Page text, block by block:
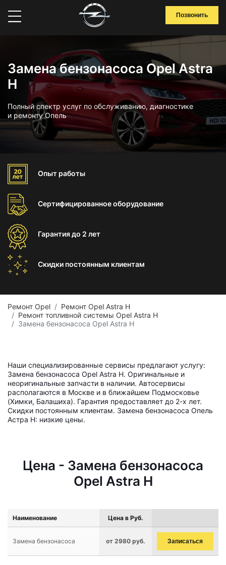
Позвонить
Замена бензонасоса Opel Astra
H
Полный спектр услуг по обслуживанию, диагностике
и ремонту Опель
Опыт работы
Сертифицированноеоборудование
Гарантиядо 2 лет
Скидки постоянным клиентам
Ремонт Opel
Ремонт Opel Astra H
Ремонт топливной системы Opel Astra H
Замена бензонасоса Opel Astra H
Наши специализированные сервисы предлагают услугу:
Замена бензонасоса Opel Astra H. Оригинальные и
неоригинальные запчасти в наличии. Автосервисы
располагаются в Москве и в ближайшем Подмосковье
(Химки, Балашиха). Гарантия предоставляет до 2-х лет.
Скидки постоянным клиентам. Замена бензонасоса Опель
Астра H: низкие цены.
Цена - Замена бензонасоса
Opel Astra H
Наименование Цена в Руб.
Замена бензонасоса от 2980 руб. Записаться